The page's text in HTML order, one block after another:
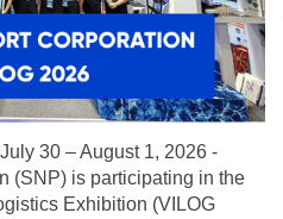
30 – August 1, 2026 -
(SNP) is participating in the
Exhibition (VILOG